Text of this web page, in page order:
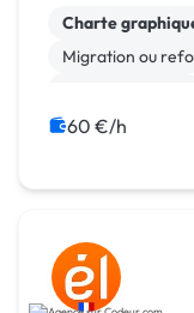
mise en
Charte
Migration ou
Création de site
60 €/h